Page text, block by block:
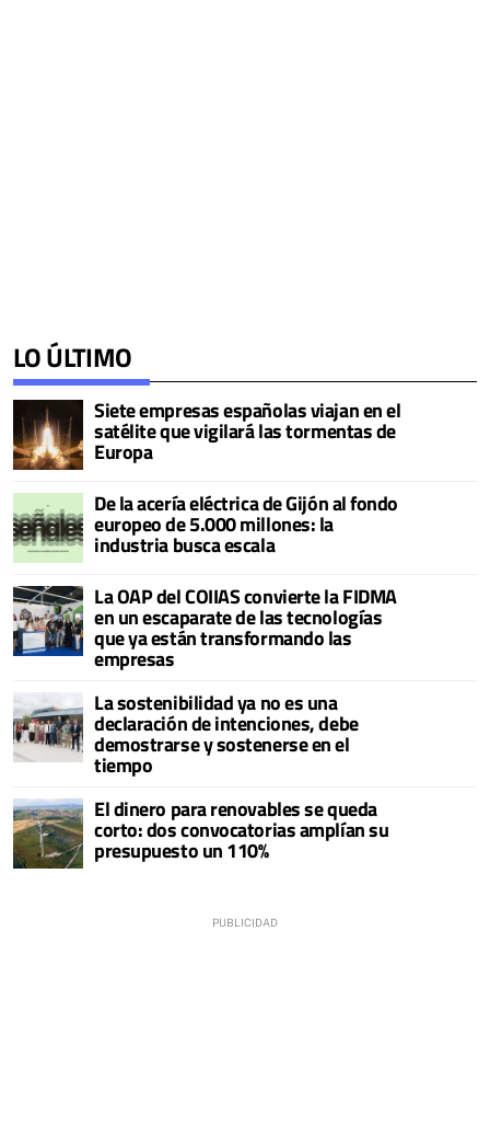
LO ÚLTIMO
Siete empresas españolas viajan en el
satélite que vigilará las tormentas de
Europa
De la acería eléctrica de Gijón al fondo
europeo de 5.000 millones: la
industria busca escala
La OAP del COIIAS convierte la FIDMA
en un escaparate de las tecnologías
que ya están transformando las
empresas
La sostenibilidad ya no es una
declaración de intenciones, debe
demostrarse y sostenerse en el
tiempo
El dinero para renovables se queda
corto: dos convocatorias amplían su
presupuesto un 110%